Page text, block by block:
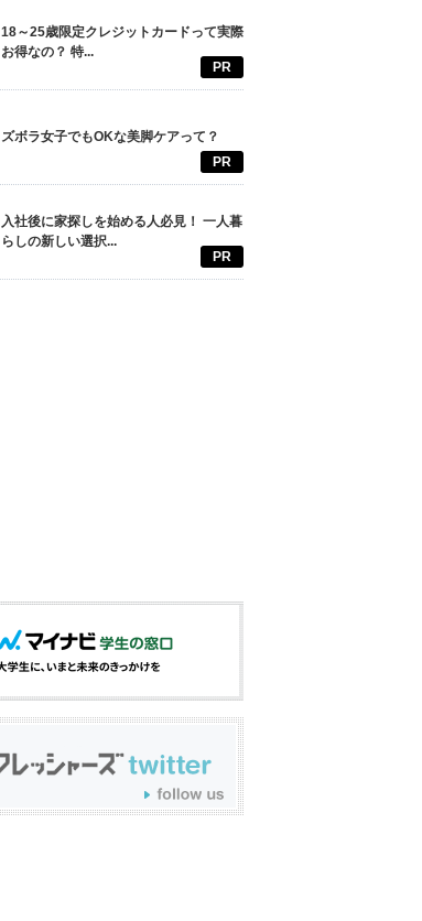
18～25歳限定クレジットカードって実際
お得なの？ 特...
PR
ズボラ女子でもOKな美脚ケアって？
PR
入社後に家探しを始める人必見！ 一人暮
らしの新しい選択...
PR